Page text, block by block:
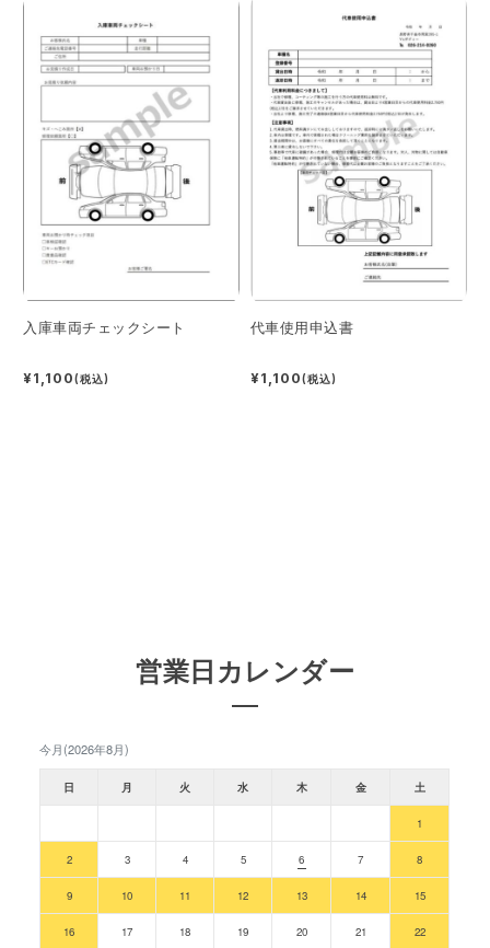
入庫車両チェックシート
¥1,100(税込)
代車使用申込書
¥1,100(税込)
営業日カレンダー
今月(2026年8月)
日 月 火 水 木 金 土
1
2 3 4 5 6 7 8
9 10 11 12 13 14 15
16 17 18 19 20 21 22